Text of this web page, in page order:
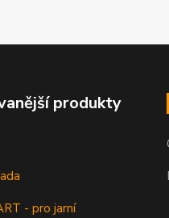
produkty
- pro jarní